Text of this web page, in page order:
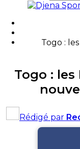
Togo :
Togo :
Rédigé par